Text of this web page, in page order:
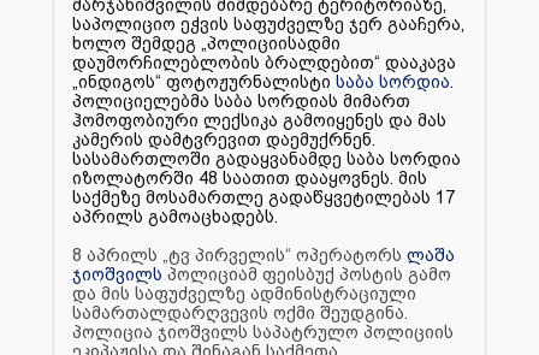
მარჯანიშვილის მიმდებარე ტერიტორიაზე,
საპოლიციო ეჭვის საფუძველზე ჯერ გააჩერა,
ხოლო შემდეგ „პოლიციისადმი
დაუმორჩილებლობის ბრალდებით“ დააკავა
„ინდიგოს“ ფოტოჟურნალისტი საბა სორდია.
პოლიციელებმა საბა სორდიას მიმართ
ჰომოფობიური ლექსიკა გამოიყენეს და მას
კამერის დამტვრევით დაემუქრნენ.
სასამართლოში გადაყვანამდე საბა სორდია
იზოლატორში 48 საათით დააყოვნეს. მის
საქმეზე მოსამართლე გადაწყვეტილებას 17
აპრილს გამოაცხადებს.
8 აპრილს „ტვ პირველის“ ოპერატორს ლაშა
ჯიოშვილს პოლიციამ ფეისბუქ პოსტის გამო
და მის საფუძველზე ადმინისტრაციული
სამართალდარღვევის ოქმი შეუდგინა.
პოლიცია ჯიოშვილს საპატრულო პოლიციის
ეკიპაჟისა და შინაგან საქმეთა